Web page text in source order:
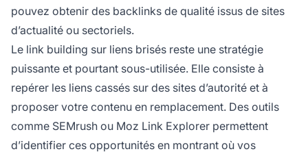
pouvez obtenir des backlinks de qualité issus de sites
d’actualité ou sectoriels.
Le link building sur liens brisés reste une stratégie
puissante et pourtant sous-utilisée. Elle consiste à
repérer les liens cassés sur des sites d’autorité et à
proposer votre contenu en remplacement. Des outils
comme SEMrush ou Moz Link Explorer permettent
d’identifier ces opportunités en montrant où vos